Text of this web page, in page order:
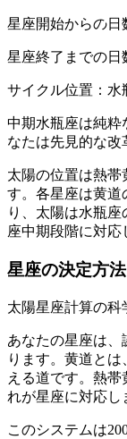
星座開始からの日
星座終了までの日
サイクル位置：水
中期水瓶座は純粋
なたは先見的な改
太陽の位置は熱帯
す。各星座は黄道
り、太陽は水瓶座
座中期段階に対応
星座の決定方法
太陽星座計算の科
あなたの星座は、
ります。黄道と
える道です。熱
れが星座に対応し
このシステムは